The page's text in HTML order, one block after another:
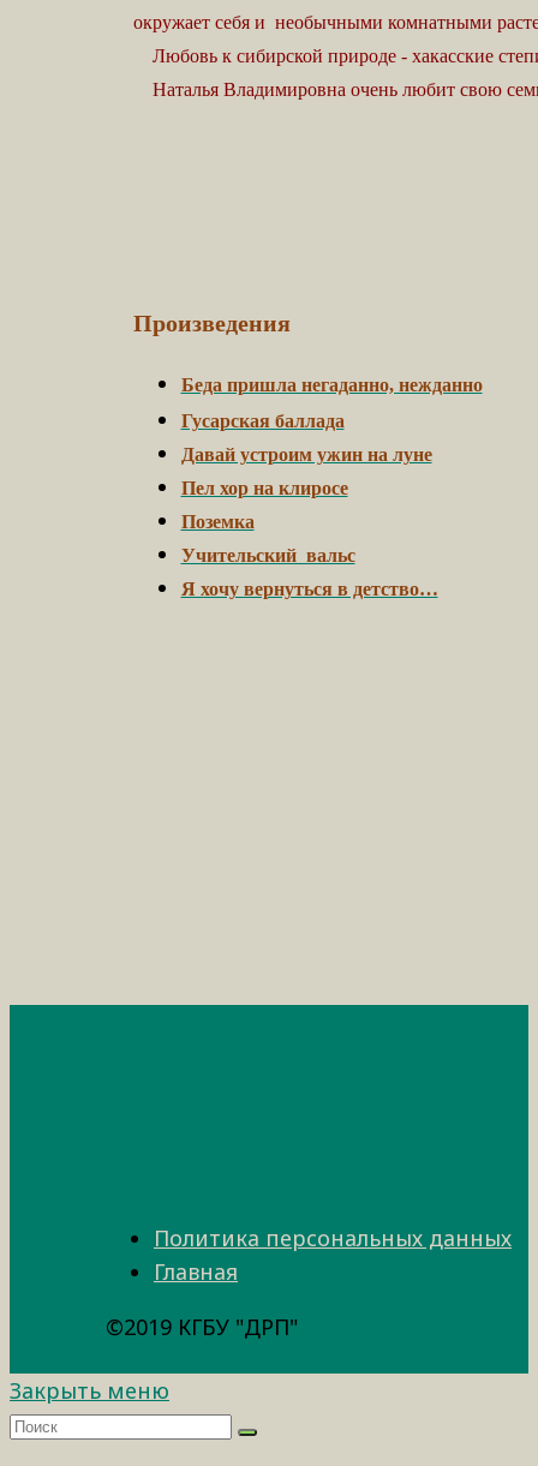
окружает себя и необычными комнатными
Любовь к сибирской природе - хакасские
Наталья Владимировна очень любит свою
Произведения
Беда пришла негаданно, нежданно
Гусарская баллада
Давай устроим ужин на луне
Пел хор на клиросе
Поземка
Учительский вальс
Я хочу вернуться в детство…
Политика персональных данных
Главная
©2019 КГБУ "ДРП"
Закрыть меню